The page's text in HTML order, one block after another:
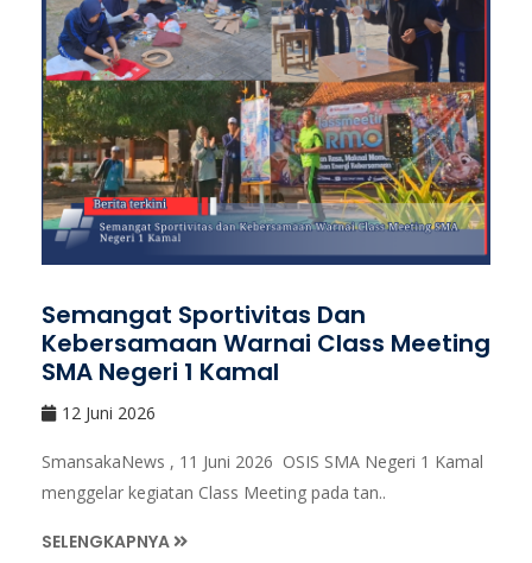
Semangat Sportivitas Dan
Kebersamaan Warnai Class Meeting
SMA Negeri 1 Kamal
12 Juni 2026
SmansakaNews , 11 Juni 2026 OSIS SMA Negeri 1 Kamal
menggelar kegiatan Class Meeting pada tan..
SELENGKAPNYA